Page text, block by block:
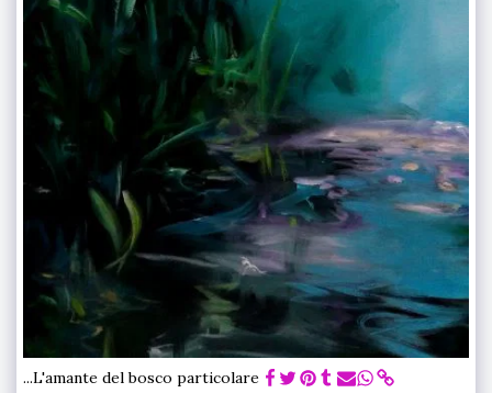
...L'amante del bosco particolare